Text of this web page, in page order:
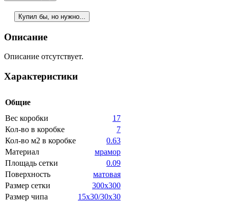
Купил бы, но нужно...
Описание
Описание отсутствует.
Характеристики
Общие
Вес коробки
17
Кол-во в коробке
7
Кол-во м2 в коробке
0.63
Материал
мрамор
Площадь сетки
0.09
Поверхность
матовая
Размер сетки
300x300
Размер чипа
15x30/30x30